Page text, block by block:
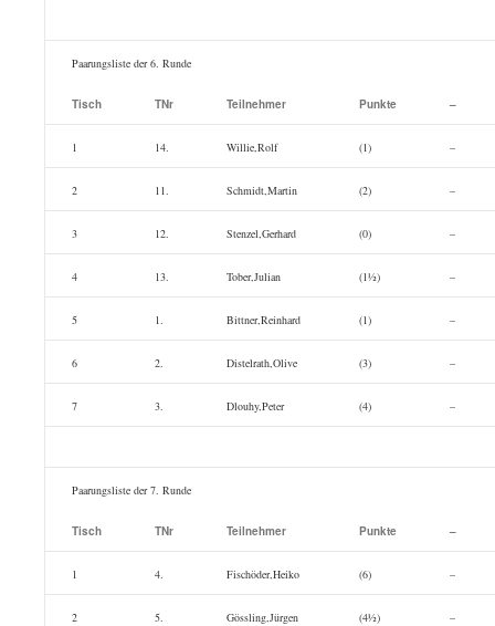
Paarungsliste der 6. Runde
Tisch TNr Teilnehmer Punkte –
1 14. Willie,Rolf (1) –
2 11. Schmidt,Martin (2) –
3 12. Stenzel,Gerhard (0) –
4 13. Tober,Julian (1½) –
5 1. Bittner,Reinhard (1) –
6 2. Distelrath,Olive (3) –
7 3. Dlouhy,Peter (4) –
Paarungsliste der 7. Runde
Tisch TNr Teilnehmer Punkte –
1 4. Fischöder,Heiko (6) –
2 5. Gössling,Jürgen (4½) –